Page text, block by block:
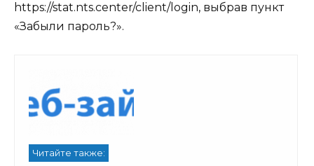
https://stat.nts.center/client/login, выбрав пункт
«Забыли пароль?».
Читайте также: